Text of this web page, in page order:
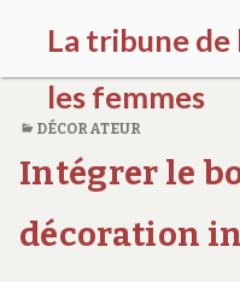
La tribune
les femmes
a
t
i
DÉCORATEUR
Intégrer le
décoration